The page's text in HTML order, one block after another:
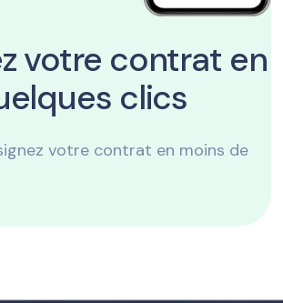
votre contrat en
clics
votre contrat en moins de